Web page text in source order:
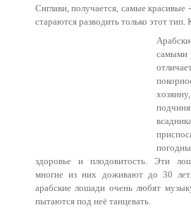
Сиглави, получается, самые
стараются разводить только этот тип.
самыми
здоровье и плодовитость. Эти
многие из них доживают до 30
арабские лошади очень любят
пытаются под неё танцевать.